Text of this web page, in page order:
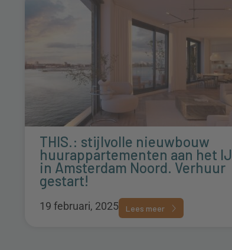
THIS.: stijlvolle nieuwbouw
huurappartementen aan het IJ
in Amsterdam Noord. Verhuur
gestart!
19 februari, 2025 Lees meer